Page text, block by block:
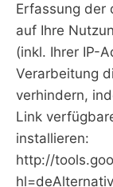
Erfassung der
auf Ihre
(inkl. Ihrer IP-
Verarbeitung
verhindern,
Link
installieren:
http://